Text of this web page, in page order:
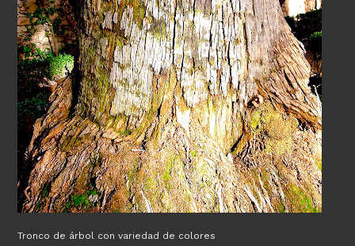
Tronco de árbol con variedad de colores